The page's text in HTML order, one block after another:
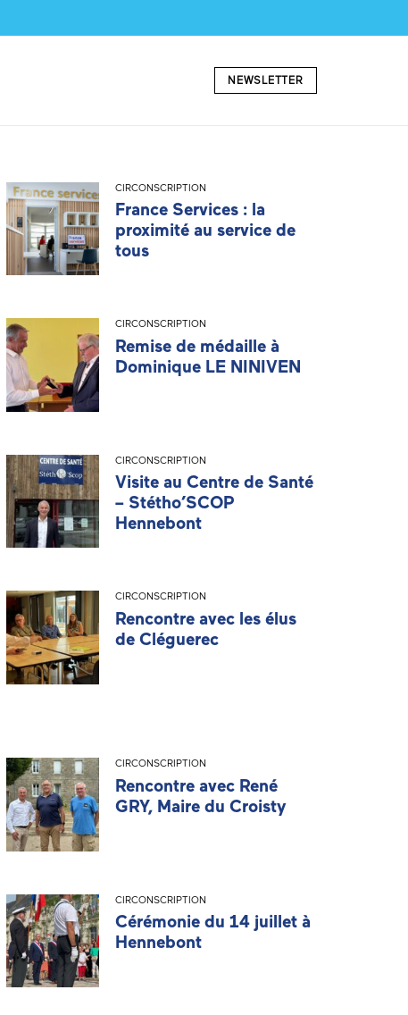
NEWSLETTER
CIRCONSCRIPTION
France Services : la
proximité au service de
tous
CIRCONSCRIPTION
Remise de médaille à
Dominique LE NINIVEN
CIRCONSCRIPTION
Visite au Centre de Santé
– Stétho’SCOP
Hennebont
CIRCONSCRIPTION
Rencontre avec les élus
de Cléguerec
CIRCONSCRIPTION
Rencontre avec René
GRY, Maire du Croisty
CIRCONSCRIPTION
Cérémonie du 14 juillet à
Hennebont